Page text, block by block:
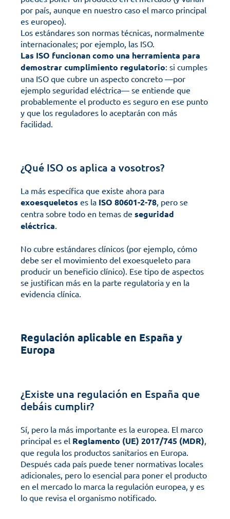
por país, aunque en nuestro caso el marco principal
es europeo).
Los estándares son normas técnicas, normalmente
internacionales; por ejemplo, las ISO.
Las ISO funcionan como una herramienta para
demostrarcumplimiento regulatorio: si cumples
una ISO que cubre un aspecto concreto —por
ejemplo seguridad eléctrica— se entiende que
probablemente el producto es seguro en ese punto
y que los reguladores lo aceptarán con más
facilidad.
¿Qué ISO os aplica a vosotros?
exoesqueletos es la ISO 80601-2-78, pero se
centra sobre todo en temas de seguridad
eléctrica.
No cubre estándares clínicos (por ejemplo, cómo
debe ser el movimiento del exoesqueleto para
producir un beneficio clínico). Ese tipo de aspectos
se justifican más en la parte regulatoria y en la
evidencia clínica.
Regulación aplicable en España y
Europa
¿Existe una regulación en España que
debáis cumplir?
Sí, pero la más importante es la europea. El marco
principal es el Reglamento (UE) 2017/745 (MDR),
que regula los productos sanitarios en Europa.
Después cada país puede tener normativas locales
adicionales, pero lo esencial para poner el producto
en el mercado lo marca la regulación europea, y es
lo que revisa el organismo notificado.